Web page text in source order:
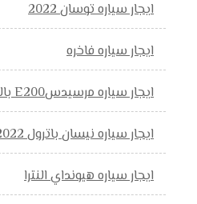
ايجار سياره توسان 2022
ايجار سياره فاخره
ايجار سياره مرسيدسE200 بالسائق
ايجار سياره نيسان باترول 2022
ايجار سياره هيونداي النترا